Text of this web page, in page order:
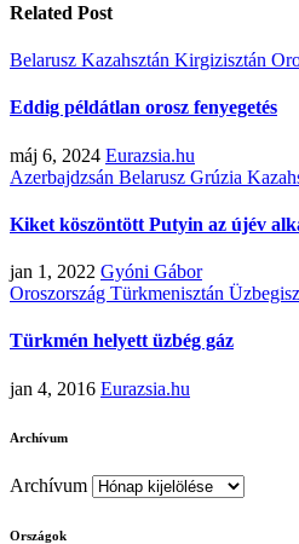
Related Post
Belarusz Kazahsztán Kirgizisztán
Eddig példátlan orosz fenyegetés
máj 6, 2024 Eurazsia.hu
Azerbajdzsán Belarusz Grúzia
Kiket köszöntött Putyin az újév
jan 1, 2022 Gyóni Gábor
Oroszország Türkmenisztán
Türkmén helyett üzbég gáz
jan 4, 2016 Eurazsia.hu
Archívum
Archívum
Országok